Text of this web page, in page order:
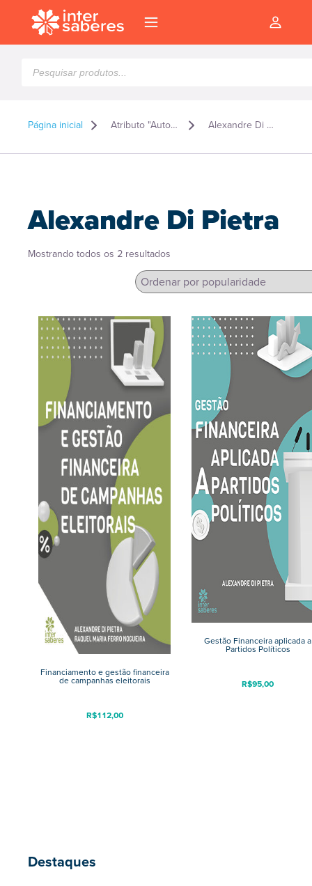
produtos
Página inicial Atributo "Autor" de produto Alexandre Di Pietra
Destaques
Alexandre Di Pietra
Mostrando todos os 2 resultados
popularidade
Financiamento e gestão financeira
de campanhas eleitorais
R$112,00
Gestão Financeira aplicada a
Partidos Políticos
R$95,00